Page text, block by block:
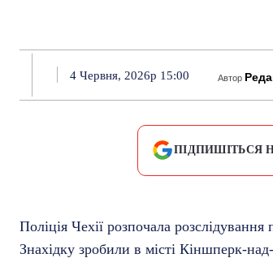
4 Червня, 2026р 15:00 Автор
ПІДПИШІТЬСЯ
Поліція Чехії розпочала
Знахідку зробили в місті Кіншперк-